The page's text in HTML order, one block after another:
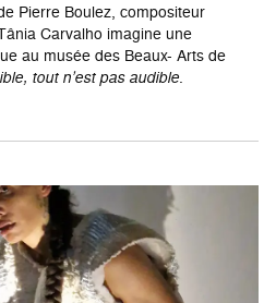
Pierre Boulez, compositeur
Carvalho imagine une
au musée des Beaux- Arts de
tout n’est pas audible.